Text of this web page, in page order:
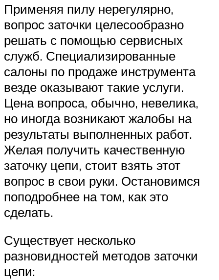
Применяя пилу нерегулярно,
вопрос заточки целесообразно
решать с помощью сервисных
служб. Специализированные
салоны по продаже инструмента
везде оказывают такие услуги.
Цена вопроса, обычно, невелика,
но иногда возникают жалобы на
результаты выполненных работ.
Желая получить качественную
заточку цепи, стоит взять этот
вопрос в свои руки. Остановимся
поподробнее на том, как это
сделать.
Существует несколько
разновидностей методов заточки
цепи: